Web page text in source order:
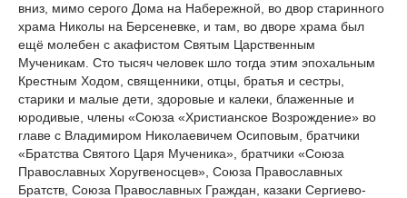
вниз, мимо серого Дома на Набережной, во двор старинного
храма Николы на Берсеневке, и там, во дворе храма был
ещё молебен с акафистом Святым Царственным
Мученикам. Сто тысяч человек шло тогда этим эпохальным
Крестным Ходом, священники, отцы, братья и сестры,
старики и малые дети, здоровые и калеки, блаженные и
юродивые, члены «Союза «Христианское Возрождение» во
главе с Владимиром Николаевичем Осиповым, братчики
«Братства Святого Царя Мученика», братчики «Союза
Православных Хоругвеносцев», Союза Православных
Братств, Союза Православных Граждан, казаки Сергиево-